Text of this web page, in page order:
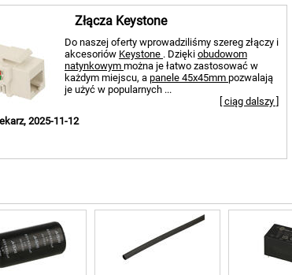
Złącza Keystone
Do naszej oferty wprowadziliśmy szereg złączy i
akcesoriów Keystone . Dzięki obudowom
natynkowym można je łatwo zastosować w
każdym miejscu, a panele 45x45mm pozwalają
je użyć w popularnych ...
[ ciąg dalszy ]
2025-11-12